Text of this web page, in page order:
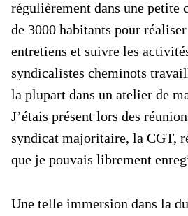
régulièrement dans une petite
de 3000 habitants pour réaliser
entretiens et suivre les
syndicalistes cheminots
la plupart dans un atelier de
J’étais présent lors des
syndicat majoritaire, la CGT,
que je pouvais librement
Une telle immersion dans la